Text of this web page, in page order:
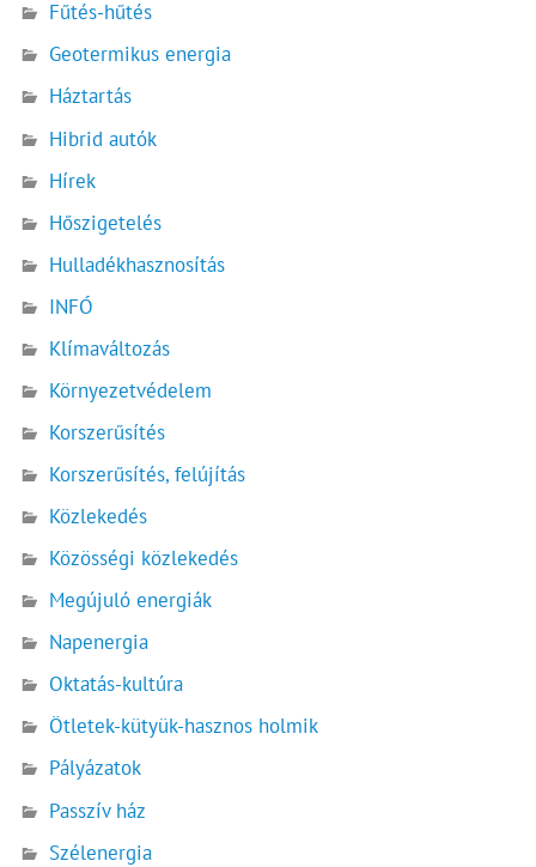
Fűtés-hűtés
Geotermikus energia
Háztartás
Hibrid autók
Hírek
Hőszigetelés
Hulladékhasznosítás
INFÓ
Klímaváltozás
Környezetvédelem
Korszerűsítés
Korszerűsítés, felújítás
Közlekedés
Közösségi közlekedés
Megújuló energiák
Napenergia
Oktatás-kultúra
Ötletek-kütyük-hasznos holmik
Pályázatok
Passzív ház
Szélenergia